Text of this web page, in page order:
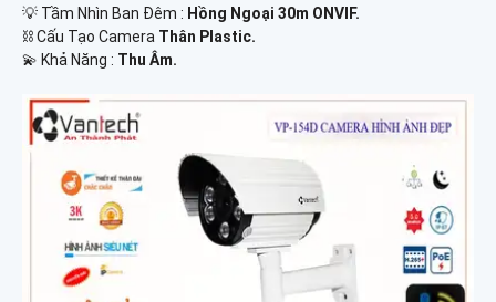
💡 Tầm Nhìn Ban Đêm : Hồng Ngoại 30m ONVIF.
⛓ Cấu Tạo Camera Thân Plastic.
️💫 Khả Năng : Thu Âm.